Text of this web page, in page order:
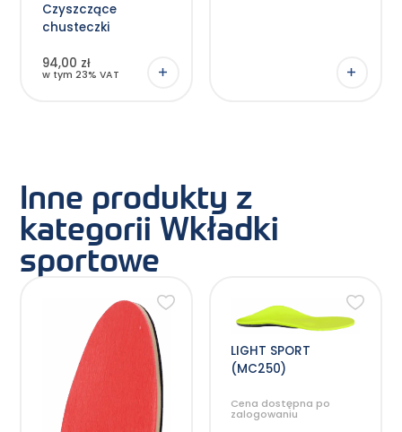
Czyszczące
chusteczki
94,00 zł
w tym 23% VAT
Inne produkty z
kategorii Wkładki
sportowe
wariantów.
można
wybrać
stronie
produktu
LIGHT SPORT
(MC250)
Cena dostępna po
zalogowaniu
produkt
ma
wariantów.
Opcje
można
stronie
produktu